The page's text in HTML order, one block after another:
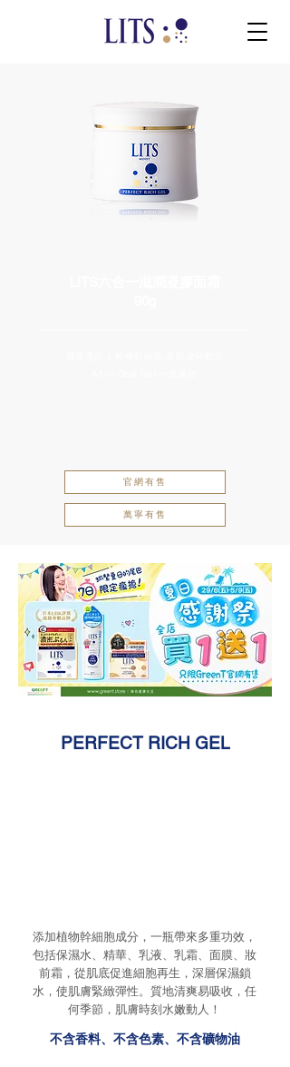
官網有售
萬寧有售
PERFECT RICH GEL
添加植物幹細胞成分，一瓶帶來多重功效，
包括保濕水、精華、乳液、乳霜、面膜、妝
前霜，從肌底促進細胞再生，深層保濕鎖
水，使肌膚緊緻彈性。質地清爽易吸收，任
何季節，肌膚時刻水嫩動人！
不含香料、不含色素、不含礦物油